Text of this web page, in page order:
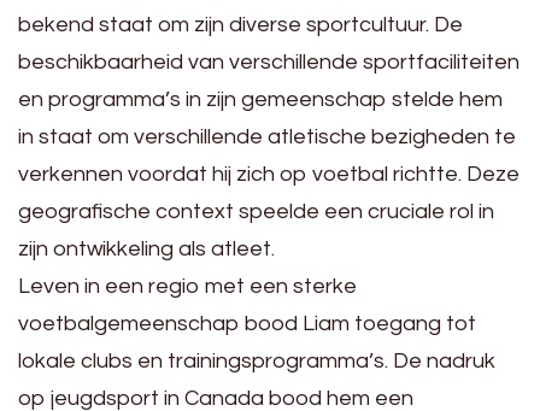
bekend staat om zijn diverse sportcultuur. De
beschikbaarheid van verschillende sportfaciliteiten
en programma’s in zijn gemeenschap stelde hem
in staat om verschillende atletische bezigheden te
verkennen voordat hij zich op voetbal richtte. Deze
geografische context speelde een cruciale rol in
zijn ontwikkeling als atleet.
Leven in een regio met een sterke
voetbalgemeenschap bood Liam toegang tot
lokale clubs en trainingsprogramma’s. De nadruk
op jeugdsport in Canada bood hem een